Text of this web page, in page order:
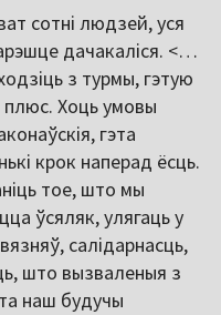
сотні людзей, уся
дачакаліся. <…
з турмы, гэтую
плюс. Хоць умовы
гэта
крок наперад ёсць.
тое, што мы
ўсяляк, улягаць у
салідарнасць,
што вызваленыя з
наш будучы